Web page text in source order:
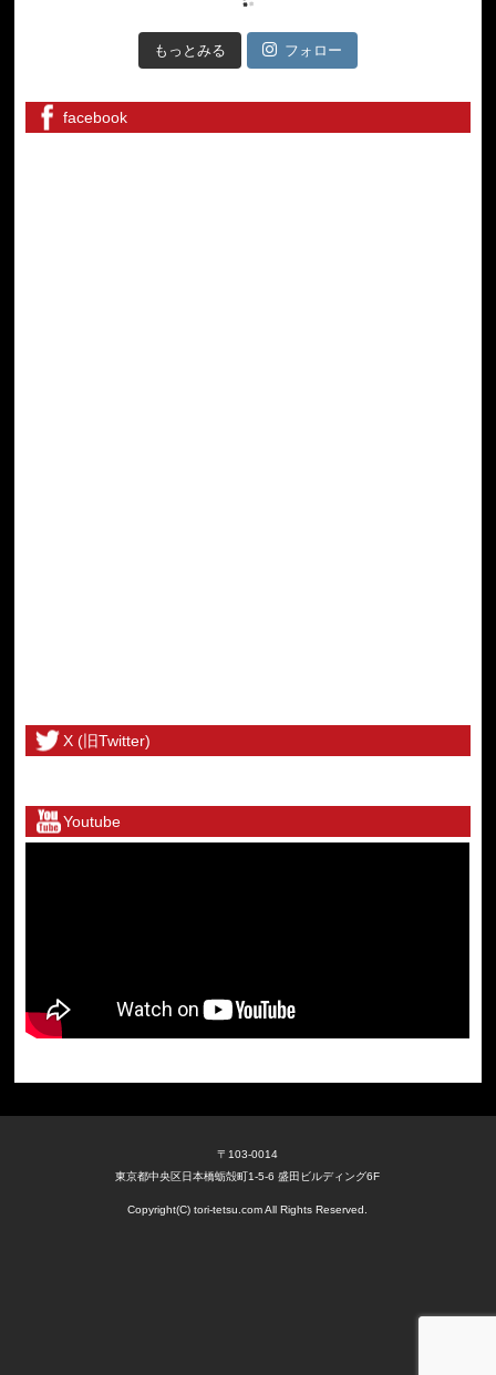
もっとみる フォロー
facebook
X (旧Twitter)
Youtube
〒103-0014
東京都中央区日本橋蛎殻町1-5-6 盛田ビルディング6F
Copyright(C) tori-tetsu.com All Rights Reserved.